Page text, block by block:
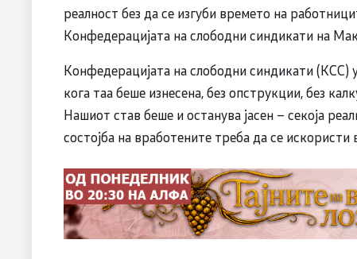
реалност без да се изгуби времето на
Конфедерацијата на слободни синдикати на
Конфедерацијата на слободни синдикати
кога таа беше изнесена, без опструкции, без
Нашиот став беше и останува јасен – секоја
состојба на вработените треба да се искористи